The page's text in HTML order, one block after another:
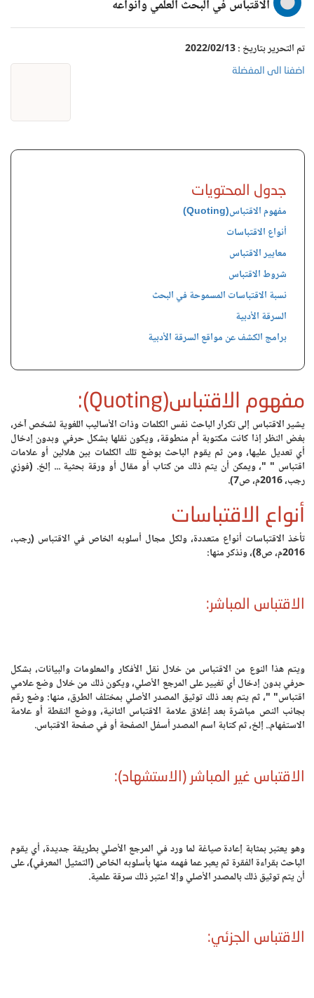
الاقتباس في البحث العلمي وأنواعه
تم التحرير بتاريخ : 2022/02/13
اضفنا الى المفضلة
جدول المحتويات
مفهوم الاقتباس(Quoting)
أنواع الاقتباسات
معايير الاقتباس
شروط الاقتباس
نسبة الاقتباسات المسموحة في البحث
السرقة الأدبية
برامج الكشف عن مواقع السرقة الأدبية
مفهوم الاقتباس(Quoting):
يشير الاقتباس إلى تكرار الباحث نفس الكلمات وذات الأساليب اللغوية لشخص آخر،
بغض النظر إذا كانت مكتوبة أم منطوقة، ويكون نقلها بشكل حرفي وبدون إدخال
أي تعديل عليها، ومن ثم يقوم الباحث بوضع تلك الكلمات بين هلالين أو علامات
اقتباس " "، ويمكن أن يتم ذلك من كتاب أو مقال أو ورقة بحثية ... إلخ. (فوزي
رجب، 2016م، ص7).
أنواع الاقتباسات
تأخذ الاقتباسات أنواع متعددة، ولكل مجال أسلوبه الخاص في الاقتباس (رجب،
2016م، ص8)، ونذكر منها:
الاقتباس المباشر:
ويتم هذا النوع من الاقتباس من خلال نقل الأفكار والمعلومات والبيانات، بشكل
حرفي بدون إدخال أي تغيير على المرجع الأصلي، ويكون ذلك من خلال وضع علامي
اقتباس" "، ثم يتم بعد ذلك توثيق المصدر الأصلي بمختلف الطرق، منها: وضع رقم
بجانب النص مباشرة بعد إغلاق علامة الاقتباس الثانية، ووضع النقطة أو علامة
الاستفهام.. إلخ، ثم كتابة اسم المصدر أسفل الصفحة أو في صفحة الاقتباس.
الاقتباس غير المباشر (الاستشهاد):
وهو يعتبر بمثابة إعادة صياغة لما ورد في المرجع الأصلي بطريقة جديدة، أي يقوم
الباحث بقراءة الفقرة ثم يعبر عما فهمه منها بأسلوبه الخاص (التمثيل المعرفي)، على
أن يتم توثيق ذلك بالمصدر الأصلي وإلا اعتبر ذلك سرقة علمية.
الاقتباس الجزئي: